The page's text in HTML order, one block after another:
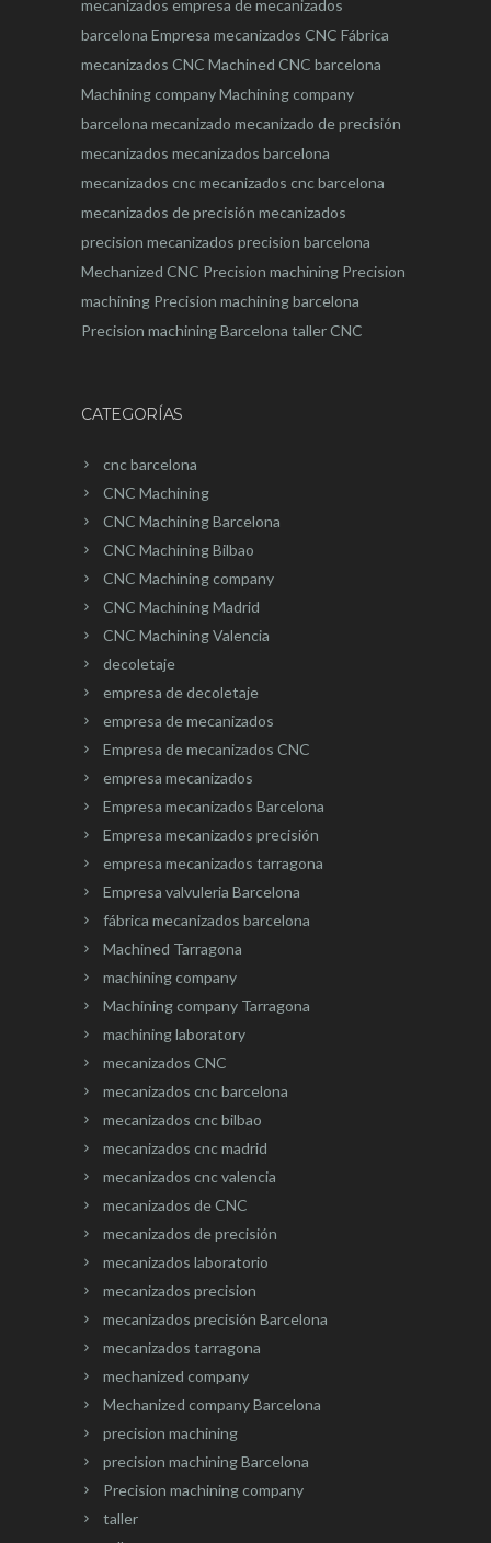
mecanizados empresa de mecanizados
barcelona Empresa mecanizados CNC Fábrica
mecanizados CNC Machined CNC barcelona
Machining companyMachining company
barcelona mecanizado mecanizado de precisión
mecanizados mecanizados barcelona
mecanizados cncmecanizados cnc barcelona
mecanizados de precisión mecanizados
precision mecanizados precision barcelona
Mechanized CNC Precision machining Precision
machining Precision machining barcelona
Precision machining Barcelona taller CNC
CATEGORÍAS
cnc barcelona
CNC Machining
CNC Machining Barcelona
CNC Machining Bilbao
CNC Machining company
CNC Machining Madrid
CNC Machining Valencia
decoletaje
empresa de decoletaje
empresa de mecanizados
Empresa de mecanizados CNC
empresa mecanizados
Empresa mecanizados Barcelona
Empresa mecanizados precisión
empresa mecanizados tarragona
Empresa valvuleria Barcelona
fábrica mecanizados barcelona
Machined Tarragona
machining company
Machining company Tarragona
machining laboratory
mecanizados CNC
mecanizados cnc barcelona
mecanizados cnc bilbao
mecanizados cnc madrid
mecanizados cnc valencia
mecanizados de CNC
mecanizados de precisión
mecanizados laboratorio
mecanizados precision
mecanizados precisión Barcelona
mecanizados tarragona
mechanized company
Mechanized company Barcelona
precision machining
precision machining Barcelona
Precision machining company
taller